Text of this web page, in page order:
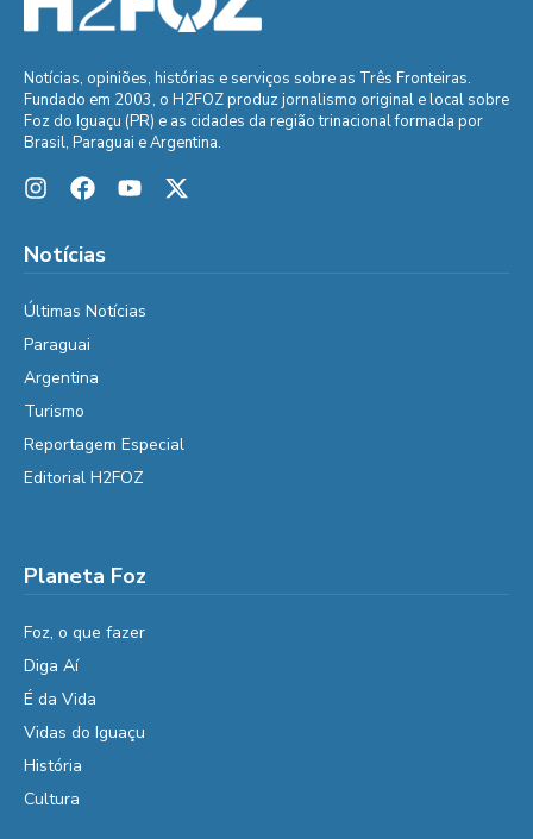
Notícias, opiniões, histórias e serviços sobre as Três Fronteiras.
Fundado em 2003, o H2FOZ produz jornalismo original e local sobre
Foz do Iguaçu (PR) e as cidades da região trinacional formada por
Brasil, Paraguai e Argentina.
Notícias
Últimas Notícias
Paraguai
Argentina
Turismo
Reportagem Especial
Editorial H2FOZ
Planeta Foz
Foz, o que fazer
Diga Aí
É da Vida
Vidas do Iguaçu
História
Cultura